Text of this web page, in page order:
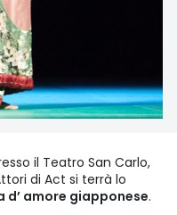
il Teatro San Carlo,
di Act si terrà lo
amore giapponese.